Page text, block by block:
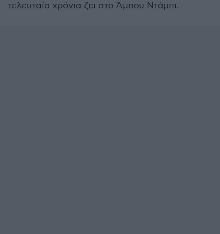
τελευταία χρόνια ζει στο Άμπου Ντάμπι.